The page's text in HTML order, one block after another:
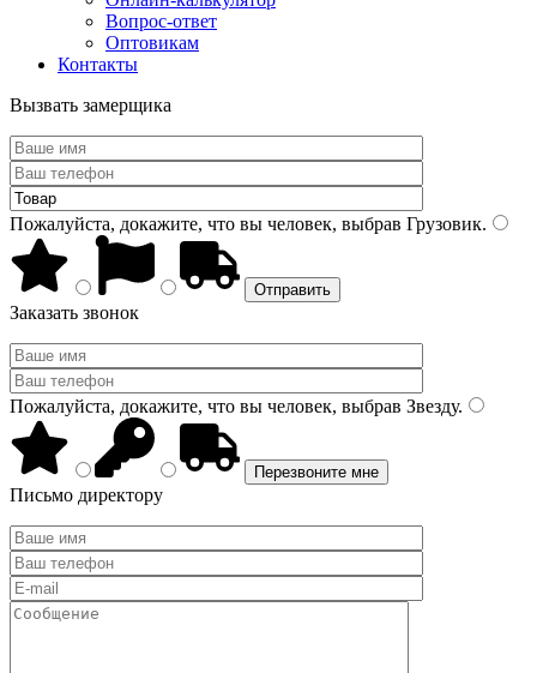
Вопрос-ответ
Оптовикам
Контакты
Вызвать замерщика
Пожалуйста, докажите, что вы человек, выбрав Грузовик.
Заказать звонок
Пожалуйста, докажите, что вы человек, выбрав Звезду.
Письмо директору